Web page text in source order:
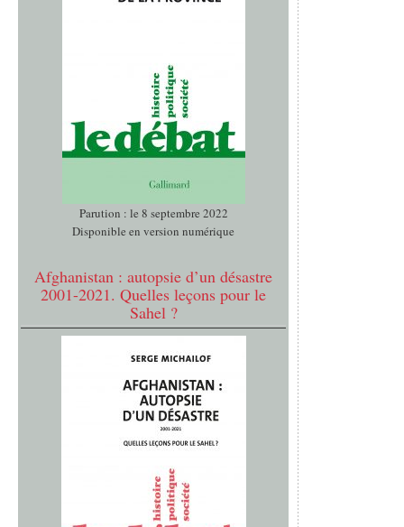
Parution : le 8 septembre 2022
Disponible en version numérique
Afghanistan : autopsie d’un désastre
2001-2021. Quelles leçons pour le
Sahel ?